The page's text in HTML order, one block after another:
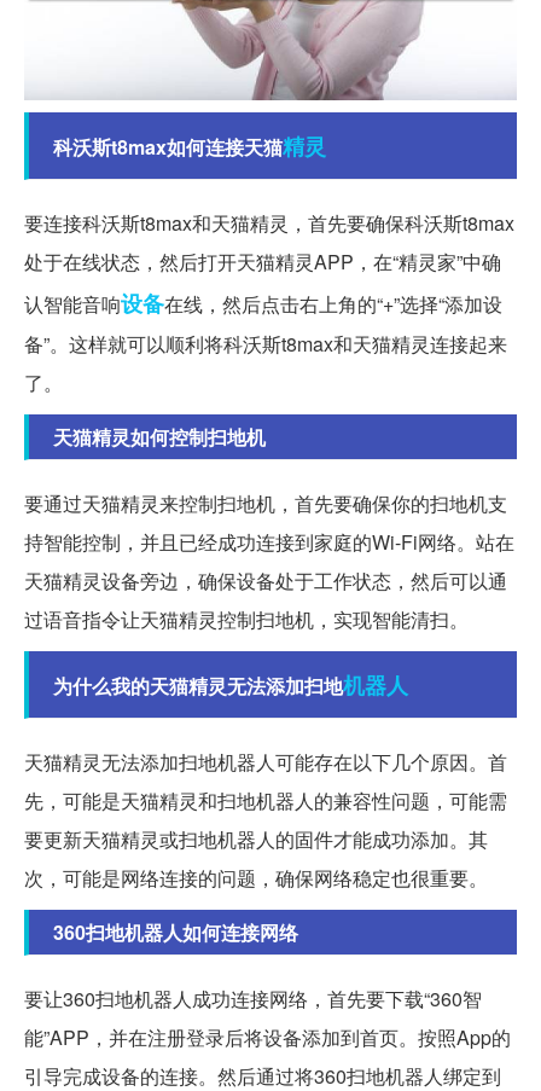
科沃斯t8max如何连接天猫精灵
要连接科沃斯t8max和天猫精灵，首先要确保科沃斯t8max
处于在线状态，然后打开天猫精灵APP，在“精灵家”中确
认智能音响设备在线，然后点击右上角的“+”选择“添加设
备”。这样就可以顺利将科沃斯t8max和天猫精灵连接起来
了。
天猫精灵如何控制扫地机
要通过天猫精灵来控制扫地机，首先要确保你的扫地机支
持智能控制，并且已经成功连接到家庭的Wi-Fi网络。站在
天猫精灵设备旁边，确保设备处于工作状态，然后可以通
过语音指令让天猫精灵控制扫地机，实现智能清扫。
为什么我的天猫精灵无法添加扫地机器人
天猫精灵无法添加扫地机器人可能存在以下几个原因。首
先，可能是天猫精灵和扫地机器人的兼容性问题，可能需
要更新天猫精灵或扫地机器人的固件才能成功添加。其
次，可能是网络连接的问题，确保网络稳定也很重要。
360扫地机器人如何连接网络
要让360扫地机器人成功连接网络，首先要下载“360智
能”APP，并在注册登录后将设备添加到首页。按照App的
引导完成设备的连接。然后通过将360扫地机器人绑定到